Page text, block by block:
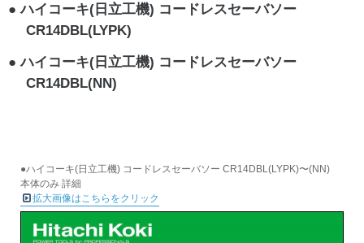
ハイコーキ(日立工機) コードレスセーバソー
CR14DBL(LYPK)
ハイコーキ(日立工機) コードレスセーバソー
CR14DBL(NN)
●ハイコーキ(日立工機) コードレスセーバソー CR14DBL(LYPK)〜(NN)
本体のみ 詳細
拡大画像はこちらをクリック